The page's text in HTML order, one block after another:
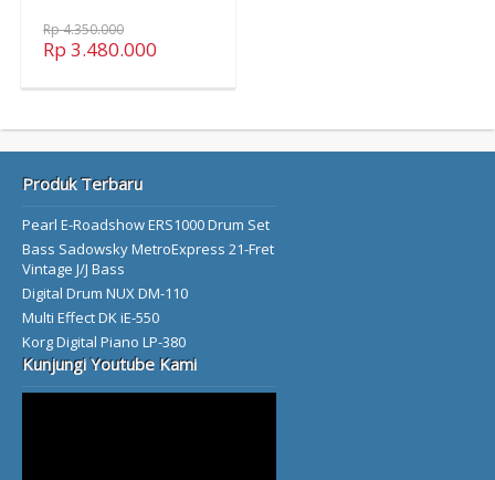
Rp 4.350.000
Rp 3.480.000
Produk Terbaru
Pearl E-Roadshow ERS1000 Drum Set
Bass Sadowsky MetroExpress 21-Fret
Vintage J/J Bass
Digital Drum NUX DM-110
Multi Effect DK iE-550
Korg Digital Piano LP-380
Kunjungi Youtube Kami